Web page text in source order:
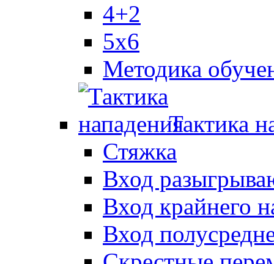
4+2
5x6
Методика
Тактика
Стяжка
Вход
Вход крайнего
Вход